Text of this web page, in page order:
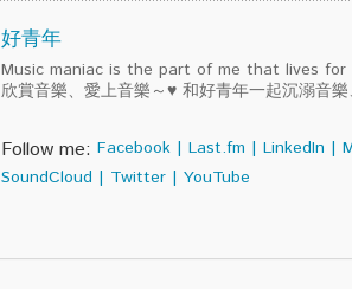
好青年
Music maniac is the part of me that lives for
欣賞音樂、愛上音樂～♥ 和好青年一起沉溺音
Follow me: Facebook | Last.fm | LinkedIn |
SoundCloud | Twitter | YouTube